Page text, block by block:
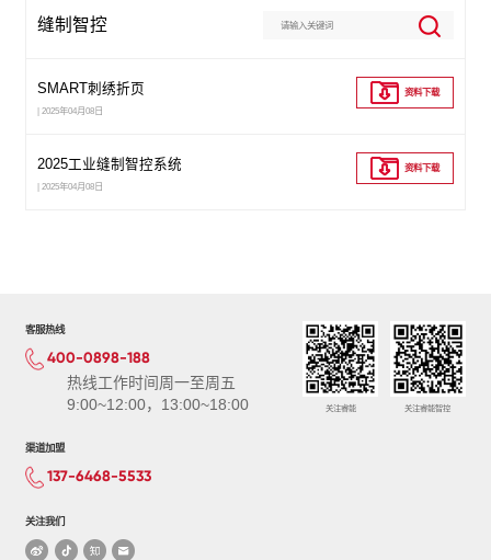
缝制智控
SMART刺绣折页
| 2025年04月08日
资料下载
2025工业缝制智控系统
| 2025年04月08日
资料下载
客服热线
400-0898-188
热线工作时间周一至周五
9:00~12:00，13:00~18:00
渠道加盟
137-6468-5533
关注我们
关注睿能 关注睿能智控